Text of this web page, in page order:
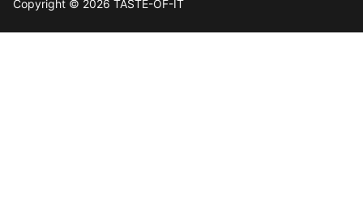
Copyright © 2026 TASTE-OF-IT